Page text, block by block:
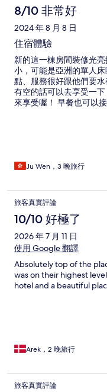
論
8/10 非常好
2024 年 8 月 8 日
住宿體驗
新的這一棟房間裝修光
小，可能是亞洲的單人
點、服務很好跟他們要
有空的話可以去享受一
來享受喔！ 早餐也可以
Ju Wen，3 晚旅行
旅客真實評論
10/10 好極了
2026 年 7 月 11 日
使用 Google 翻譯
Absolutely top of the
was on their highest
hotel and a beautiful
Arek，2 晚旅行
旅客真實評論